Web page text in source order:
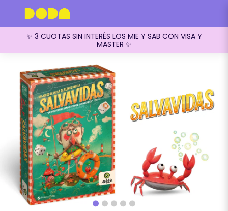
✨ 3 CUOTAS SIN INTERÉS LOS MIE Y SAB CON VISA Y
MASTER ✨